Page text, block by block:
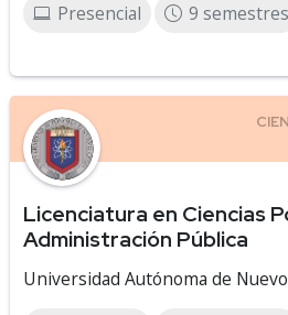
Presencial 9 semestres
Licenciatura en Ciencias
Administración Pública
Universidad Autónoma de